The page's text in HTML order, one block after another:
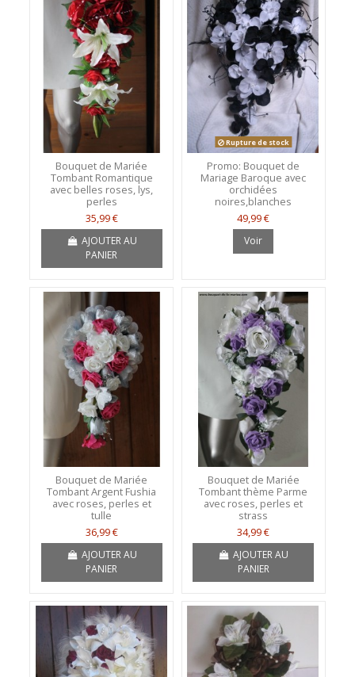
Bouquet de Mariée
Tombant Romantique
avec belles roses, lys,
perles
35,99 €
AJOUTER AU
PANIER
Rupture de stock
Promo: Bouquet de
Mariage Baroque avec
orchidées
noires,blanches
49,99 €
Voir
Bouquet de Mariée
Tombant Argent Fushia
avec roses, perles et
tulle
36,99 €
AJOUTER AU
PANIER
Bouquet de Mariée
Tombant thème Parme
avec roses, perles et
strass
34,99 €
AJOUTER AU
PANIER